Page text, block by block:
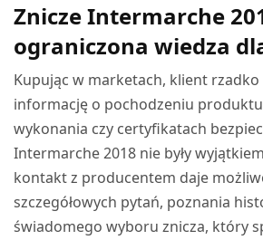
Znicze Intermarche
ograniczona wiedza
Kupując w marketach, klient rzadko
informację o pochodzeniu
wykonania czy certyfikatach
Intermarche 2018 nie były
kontakt z producentem daje
szczegółowych pytań, poznania
świadomego wyboru znicza, który